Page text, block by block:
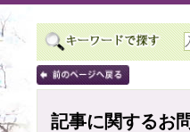
記事に関するお